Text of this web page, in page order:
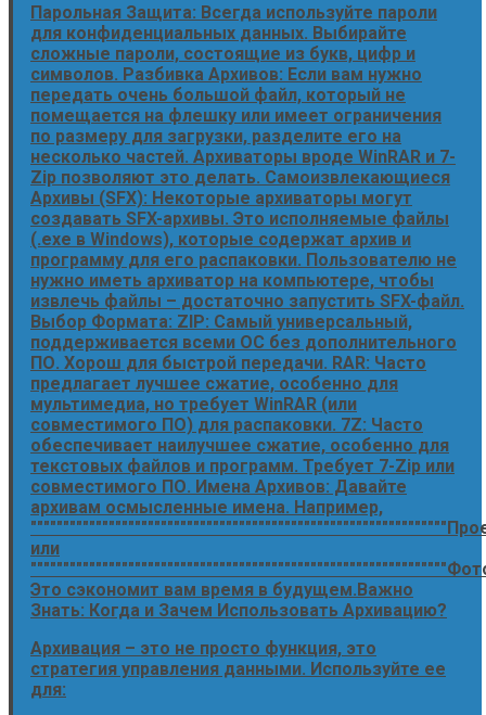
Парольная Защита: Всегда используйте пароли
для конфиденциальных данных. Выбирайте
сложные пароли, состоящие из букв, цифр и
символов. Разбивка Архивов: Если вам нужно
передать очень большой файл, который не
помещается на флешку или имеет ограничения
по размеру для загрузки, разделите его на
несколько частей. Архиваторы вроде WinRAR и 7-
Zip позволяют это делать. Самоизвлекающиеся
Архивы (SFX): Некоторые архиваторы могут
создавать SFX-архивы. Это исполняемые файлы
(.exe в Windows), которые содержат архив и
программу для его распаковки. Пользователю не
нужно иметь архиватор на компьютере, чтобы
извлечь файлы – достаточно запустить SFX-файл.
Выбор Формата: ZIP: Самый универсальный,
поддерживается всеми ОС без дополнительного
ПО. Хорош для быстрой передачи. RAR: Часто
предлагает лучшее сжатие, особенно для
мультимедиа, но требует WinRAR (или
совместимого ПО) для распаковки. 7Z: Часто
обеспечивает наилучшее сжатие, особенно для
текстовых файлов и программ. Требует 7-Zip или
совместимого ПО. Имена Архивов: Давайте
архивам осмысленные имена. Например,
или
Это сэкономит вам время в будущем.Важно
Знать: Когда и Зачем Использовать Архивацию?
Архивация – это не просто функция, это
стратегия управления данными. Используйте ее
для: